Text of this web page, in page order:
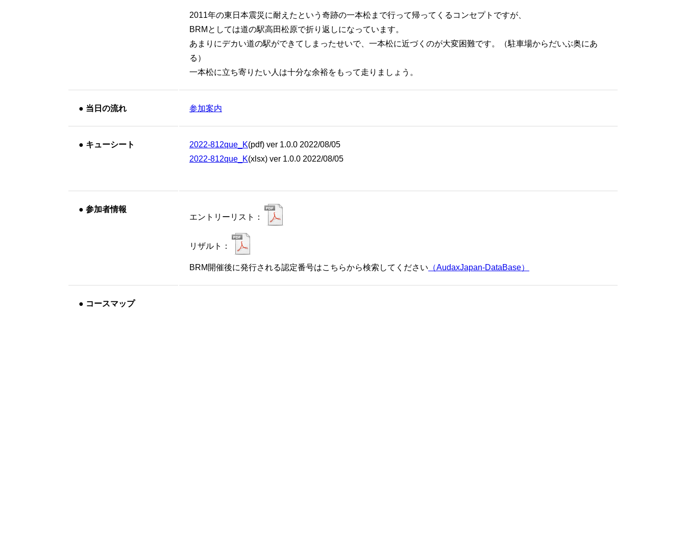
2011年の東日本震災に耐えたという奇跡の一本松まで行って帰ってくるコンセプトですが、
BRMとしては道の駅高田松原で折り返しになっています。
あまりにデカい道の駅ができてしまったせいで、一本松に近づくのが大変困難です。（駐車場からだいぶ奥にあ
る）
一本松に立ち寄りたい人は十分な余裕をもって走りましょう。
● 当日の流れ 参加案内
● キューシート 2022-812que_K(pdf) ver 1.0.0 2022/08/05
2022-812que_K(xlsx) ver 1.0.0 2022/08/05
● 参加者情報
エントリーリスト：
リザルト：
BRM開催後に発行される認定番号はこちらから検索してください （AudaxJapan-DataBase）
● コースマップ